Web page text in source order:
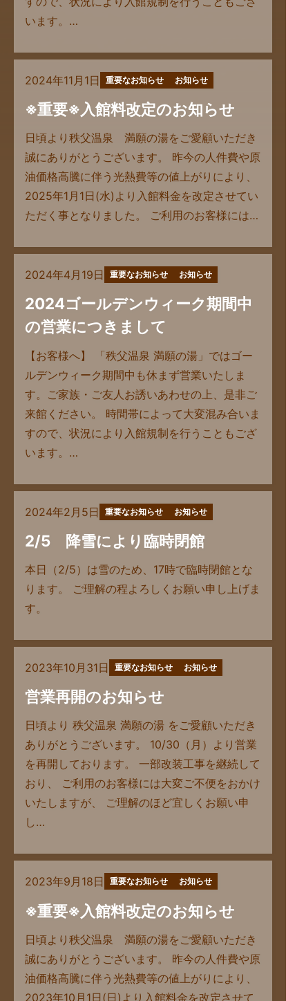
います。…
2024年11月1日 重要なお知らせ お知らせ
※重要※入館料改定のお知らせ
日頃より秩父温泉 満願の湯をご愛顧いただき
誠にありがとうございます。 昨今の人件費や原
油価格高騰に伴う光熱費等の値上がりにより、
2025年1月1日(水)より入館料金を改定させてい
ただく事となりました。 ご利用のお客様には…
2024年4月19日 重要なお知らせ お知らせ
2024ゴールデンウィーク期間中
の営業につきまして
【お客様へ】 「秩父温泉 満願の湯」ではゴー
ルデンウィーク期間中も休まず営業いたしま
す。ご家族・ご友人お誘いあわせの上、是非ご
来館ください。 時間帯によって大変混み合いま
すので、状況により入館規制を行うこともござ
います。…
2024年2月5日 重要なお知らせ お知らせ
2/5 降雪により臨時閉館
本日（2/5）は雪のため、17時で臨時閉館とな
ります。 ご理解の程よろしくお願い申し上げま
す。
2023年10月31日 重要なお知らせ お知らせ
営業再開のお知らせ
日頃より 秩父温泉 満願の湯 をご愛顧いただき
ありがとうございます。 10/30（月）より営業
を再開しております。 一部改装工事を継続して
おり、 ご利用のお客様には大変ご不便をおかけ
いたしますが、 ご理解のほど宜しくお願い申
し…
2023年9月18日 重要なお知らせ お知らせ
※重要※入館料改定のお知らせ
日頃より秩父温泉 満願の湯をご愛顧いただき
誠にありがとうございます。 昨今の人件費や原
油価格高騰に伴う光熱費等の値上がりにより、
2023年10月1日(日)より入館料金を改定させて